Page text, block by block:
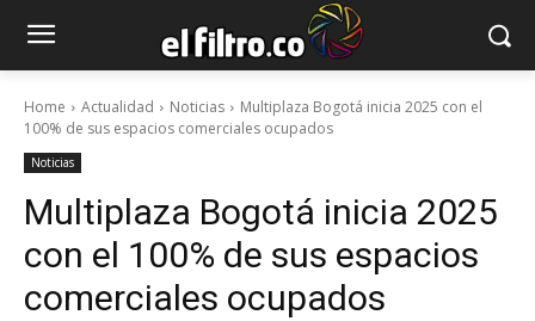
Home Actualidad Noticias
Multiplaza Bogotá inicia 2025 con el
100% de sus espacios comerciales ocupados
Noticias
Multiplaza Bogotá inicia 2025
con el 100% de sus espacios
comerciales ocupados